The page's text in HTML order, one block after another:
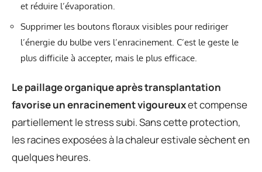
et réduire l’évaporation.
Supprimer les boutons floraux visibles pour rediriger
l’énergie du bulbe vers l’enracinement. C’est le geste le
plus difficile à accepter, mais le plus efficace.
Le paillage organique après transplantation
favorise un enracinement vigoureuxet compense
partiellement le stress subi. Sans cette protection,
les racines exposées à la chaleur estivale sèchent en
quelques heures.